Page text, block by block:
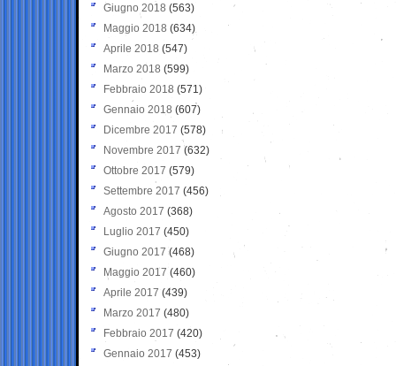
Giugno 2018 (563)
Maggio 2018 (634)
Aprile 2018 (547)
Marzo 2018 (599)
Febbraio 2018 (571)
Gennaio 2018 (607)
Dicembre 2017 (578)
Novembre 2017 (632)
Ottobre 2017 (579)
Settembre 2017 (456)
Agosto 2017 (368)
Luglio 2017 (450)
Giugno 2017 (468)
Maggio 2017 (460)
Aprile 2017 (439)
Marzo 2017 (480)
Febbraio 2017 (420)
Gennaio 2017 (453)